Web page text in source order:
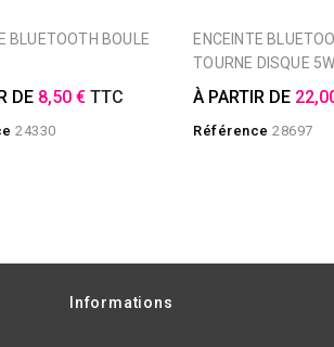
DE 8,50 € TTC
24330
ENCEINTE BLUETOOTH
TOURNE DISQUE 5W
À PARTIR DE
Référence 28697
Informations